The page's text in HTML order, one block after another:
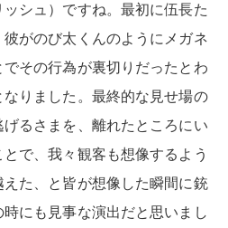
シュ）ですね。最初に伍長た
がのび太くんのようにメガネ
その行為が裏切りだったとわ
りました。最終的な見せ場の
るさまを、離れたところにい
で、我々観客も想像するよう
た、と皆が想像した瞬間に銃
にも見事な演出だと思いまし